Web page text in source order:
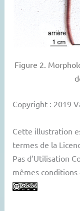
Figure 2.
Copyright : 2019
Cette illustration
termes de la
Pas d’Utilisation
mêmes conditions